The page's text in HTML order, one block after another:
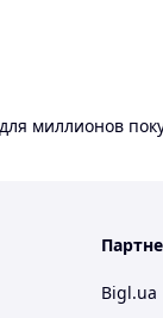
миллионов
Bigl.ua